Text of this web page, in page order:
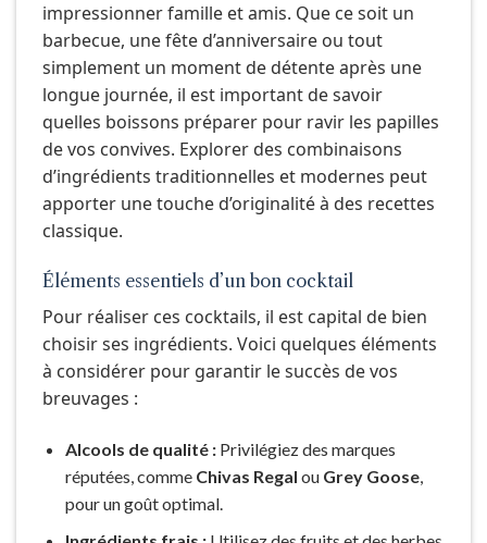
impressionner famille et amis. Que ce soit un
barbecue, une fête d’anniversaire ou tout
simplement un moment de détente après une
longue journée, il est important de savoir
quelles boissons préparer pour ravir les papilles
de vos convives. Explorer des combinaisons
d’ingrédients traditionnelles et modernes peut
apporter une touche d’originalité à des recettes
classique.
Éléments essentiels d’un bon cocktail
Pour réaliser ces cocktails, il est capital de bien
choisir ses ingrédients. Voici quelques éléments
à considérer pour garantir le succès de vos
breuvages :
Alcools de qualité :Privilégiez des marques
réputées, comme Chivas Regal ou Grey Goose,
pour un goût optimal.